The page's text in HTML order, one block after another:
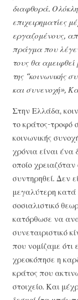
διαφθορά.
επιχειρηματίες
εργαζομένους,
πράγμα που
τους θα
της “κοινωνικής
και συνενοχή»,
Στην Ελλάδα,
το κράτος-τροφό
κοινωνικής
χρόνια είναι ένα
οποίο
συντηρηθεί. Δεν
μεγαλύτερη κατά
σοσιαλιστικό
κατόρθωσε να
συνεταιριστικό
που νομίζαμε ότι
χρεοκόπησε η
κράτος που
στοιχείο. Και